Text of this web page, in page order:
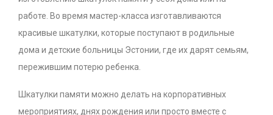
работе. Во время мастер-класса изготавливаются
красивые шкатулки, которые поступают в родильные
дома и детские больницы Эстонии, где их дарят семьям,
пережившим потерю ребенка.
Шкатулки памяти можно делать на корпоративных
мероприятиях, днях рождения или просто вместе с